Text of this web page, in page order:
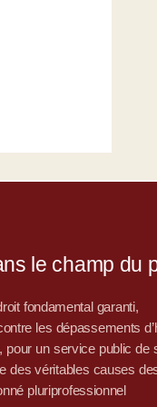
le champ du
fondamental garanti,
les dépassements
pour un service public de
des véritables causes
pluriprofessionnel